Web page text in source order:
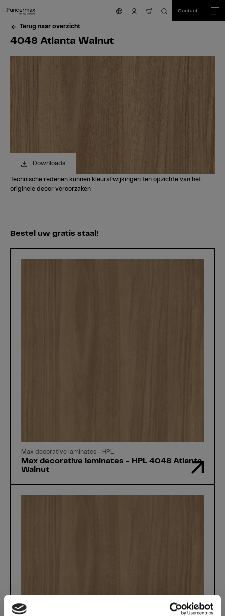
sr.skip-to.main-content
sr.skip-to.table-of-contents
sr.skip-to.main-navigation
nav.cart.item.count
Contact
Terug naar overzicht
4048 Atlanta Walnut
Downloads
Technische redenen kunnen kleurafwijkingen ten opzichte van het
originele decor veroorzaken
Bestel uw gratis staal!
Max decorative laminates - HPL
Max decorative laminates - HPL 4048 Atlanta
Walnut